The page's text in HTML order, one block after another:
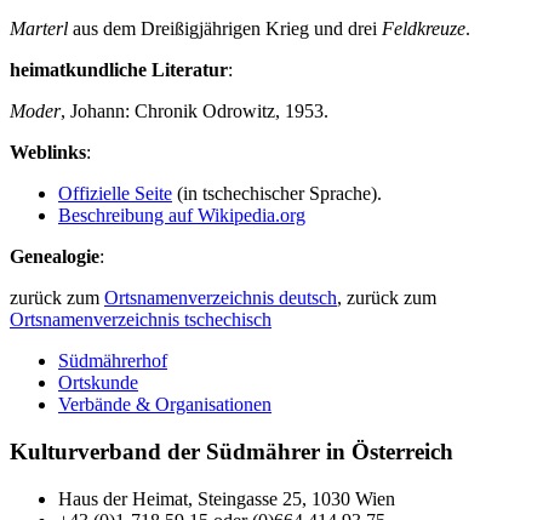
Marterl aus dem Dreißigjährigen Krieg und drei Feldkreuze.
heimatkundliche Literatur:
Moder, Johann: Chronik Odrowitz, 1953.
Weblinks:
Offizielle Seite (in tschechischer Sprache).
Beschreibung auf Wikipedia.org
Genealogie:
zurück zum Ortsnamenverzeichnis deutsch, zurück zum
Ortsnamenverzeichnis tschechisch
Südmährerhof
Ortskunde
Verbände & Organisationen
Kulturverband der Südmährer in Österreich
Haus der Heimat, Steingasse 25, 1030 Wien